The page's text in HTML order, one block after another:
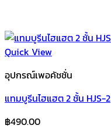
Quick View
อุปกรณ์เพอคัชชั่น
แทมบูรีนไฮแฮต 2 ชั้น HJS-2
฿490.00